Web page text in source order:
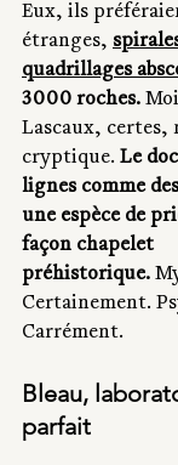
Eux, ils
étranges,
quadrillages
3000 roches.
Lascaux, certes,
cryptique. Le
lignes comme
une espèce de
façon chapelet
préhistorique.
Certainement.
Carrément.
Bleau,
parfait